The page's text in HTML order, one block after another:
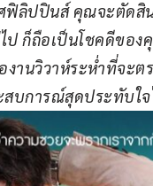
ฟิลิปปินส์ คุณจะตัดสิ
ป ก็ถือเป็นโชคดีของ
านวิวาห์ระห่ำที่จะต
สบการณ์สุดประทับใจ